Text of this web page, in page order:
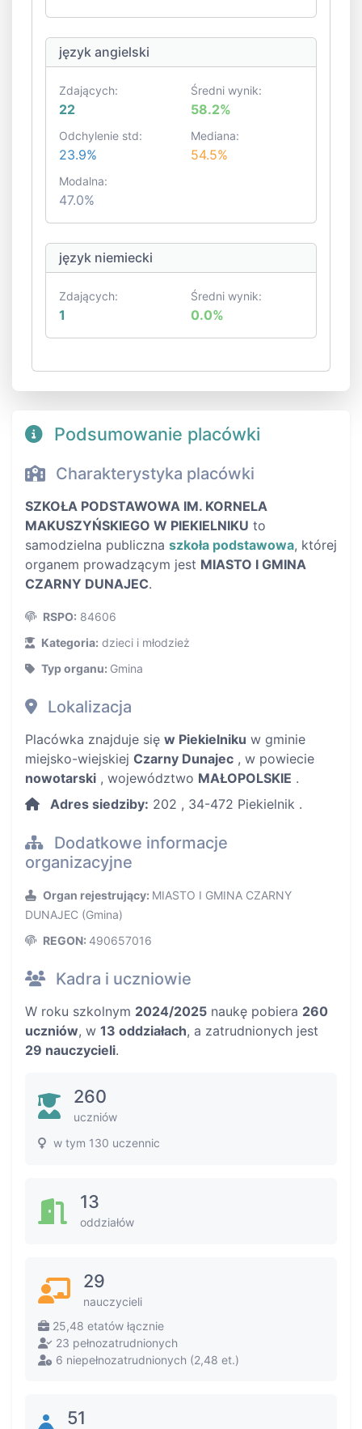
język angielski
Zdających:
22
Średni wynik:
58.2%
Odchylenie std:
23.9%
Mediana:
54.5%
Modalna:
47.0%
język niemiecki
Zdających:
1
Średni wynik:
0.0%
Podsumowanie placówki
Charakterystyka placówki
SZKOŁA PODSTAWOWA IM. KORNELA
MAKUSZYŃSKIEGO W PIEKIELNIKU to
samodzielna publiczna szkoła podstawowa, której
organem prowadzącym jest MIASTO I GMINA
CZARNY DUNAJEC.
RSPO: 84606
Kategoria: dzieci i młodzież
Typ organu: Gmina
Lokalizacja
Placówka znajduje się w Piekielniku w gminie
miejsko-wiejskiej Czarny Dunajec , w powiecie
nowotarski , województwo MAŁOPOLSKIE .
Adres siedziby: 202 , 34-472 Piekielnik .
Dodatkowe informacje
organizacyjne
Organ rejestrujący: MIASTO I GMINA CZARNY
DUNAJEC (Gmina)
REGON: 490657016
Kadra i uczniowie
W roku szkolnym 2024/2025 naukę pobiera 260
uczniów, w 13 oddziałach, a zatrudnionych jest
29 nauczycieli.
260
uczniów
w tym 130 uczennic
13
oddziałów
29
nauczycieli
25,48 etatów łącznie
23 pełnozatrudnionych
6 niepełnozatrudnionych (2,48 et.)
51